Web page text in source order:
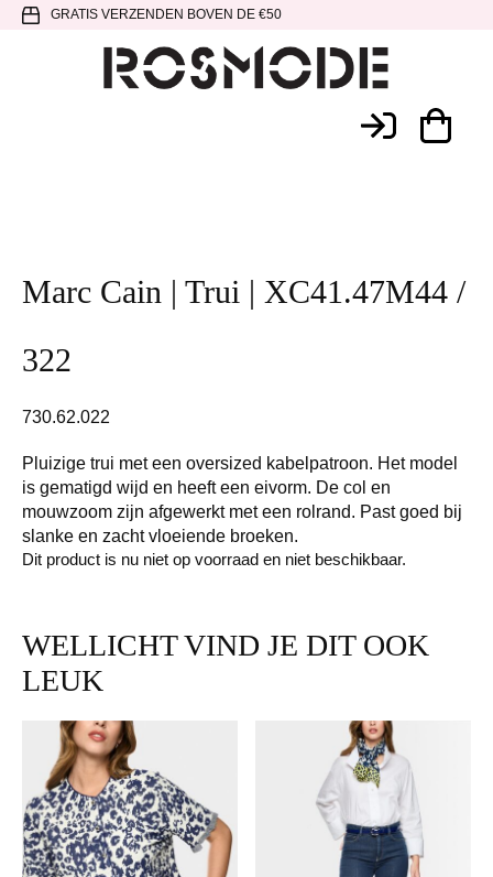
Spring
hoofdnavigatie
Door
SpringGRATIS VERZENDEN BOVEN DE €50
Marc Cain | Trui | XC41.47M44 /
322
730.62.022
Pluizige trui met een oversized kabelpatroon. Het model
is gematigd wijd en heeft een eivorm. De col en
mouwzoom zijn afgewerkt met een rolrand. Past goed bij
slanke en zacht vloeiende broeken.
Dit product is nu niet op voorraad en niet beschikbaar.
WELLICHT VIND JE DIT OOK
LEUK